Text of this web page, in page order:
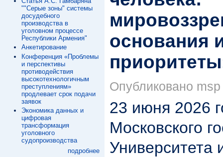
""Серые зоны" системы
досудебного
производства в
уголовном процессе
Республики Армения"
Анкетирование
Конференция «Проблемы
и перспективы
противодействия
высокотехнологичным
преступлениям»
продлевает срок подачи
заявок
Экономика данных и
цифровая
трансформация
уголовного
судопроизводства
подробнее
основания
Опубликовано
23 июня 2026
Московского